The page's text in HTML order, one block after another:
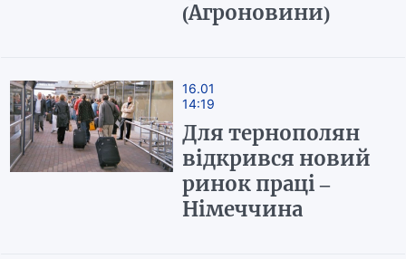
(Агроновини)
16.01
14:19
Для тернополян
відкрився новий
ринок праці –
Німеччина